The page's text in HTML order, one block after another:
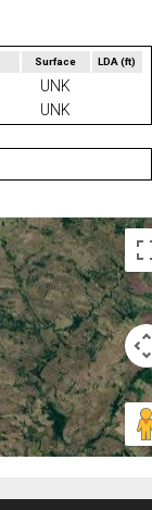
Surface LDA(ft)
UNK
UNK